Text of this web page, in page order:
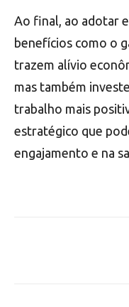
Ao final, ao adotar
benefícios como o
trazem alívio
mas também
trabalho mais
estratégico que
engajamento e na